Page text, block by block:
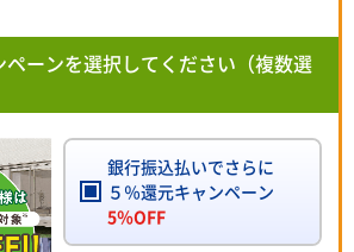
ペーンを選択してください（複数選
銀行振込払いでさらに
５％還元キャンペーン
5％OFF